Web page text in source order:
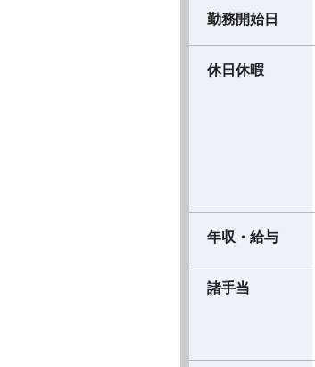
勤務開始日
休日休暇
年収・給与
諸手当